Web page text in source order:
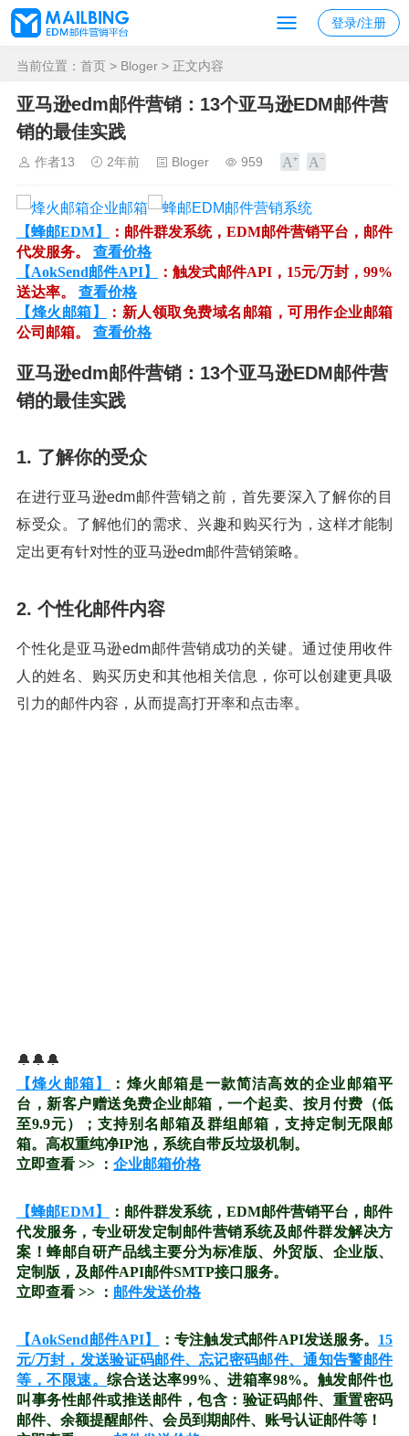
登录/注册
当前位置： 首页 > Bloger > 正文内容
亚马逊edm邮件营销：13个亚马逊EDM邮件营
销的最佳实践
作者13 2年前 Bloger 959
【蜂邮EDM】
：邮件群发系统，EDM邮件营销平台，邮件
代发服务。 查看价格
【AokSend邮件API】
：触发式邮件API，15元/万封，99%
送达率。 查看价格
【烽火邮箱】
：新人领取免费域名邮箱，可用作企业邮箱
公司邮箱。 查看价格
亚马逊edm邮件营销：13个亚马逊EDM邮件营
销的最佳实践
1. 了解你的受众
在进行亚马逊edm邮件营销之前，首先要深入了解你的目
标受众。了解他们的需求、兴趣和购买行为，这样才能制
定出更有针对性的亚马逊edm邮件营销策略。
2. 个性化邮件内容
个性化是亚马逊edm邮件营销成功的关键。通过使用收件
人的姓名、购买历史和其他相关信息，你可以创建更具吸
引力的邮件内容，从而提高打开率和点击率。
🔔🔔🔔
【烽火邮箱】
：烽火邮箱是一款简洁高效的企业邮箱平
台，新客户赠送免费企业邮箱，一个起卖、按月付费（低
至9.9元）；支持别名邮箱及群组邮箱，支持定制无限邮
箱。高权重纯净IP池，系统自带反垃圾机制。
立即查看 >> ： 企业邮箱价格
【蜂邮EDM】
：邮件群发系统，EDM邮件营销平台，邮件
代发服务，专业研发定制邮件营销系统及邮件群发解决方
案！蜂邮自研产品线主要分为标准版、外贸版、企业版、
定制版，及邮件API邮件SMTP接口服务。
立即查看 >> ： 邮件发送价格
【AokSend邮件API】 ：专注触发式邮件API发送服务。 15
元/万封，发送验证码邮件、忘记密码邮件、通知告警邮件
等，不限速。综合送达率99%、进箱率98%。触发邮件也
叫事务性邮件或推送邮件，包含：验证码邮件、重置密码
邮件、余额提醒邮件、会员到期邮件、账号认证邮件等！